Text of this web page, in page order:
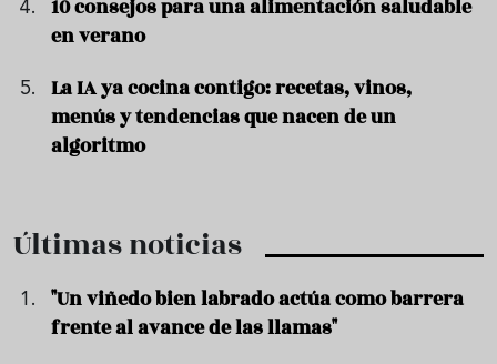
10 consejos para una alimentación saludable
en verano
La IA ya cocina contigo: recetas, vinos,
menús y tendencias que nacen de un
algoritmo
Últimas noticias
"Un viñedo bien labrado actúa como barrera
frente al avance de las llamas"